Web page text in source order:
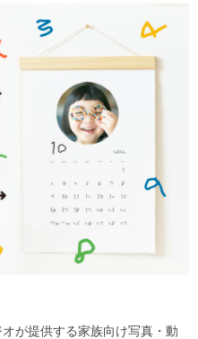
が提供する家族向け写真・動